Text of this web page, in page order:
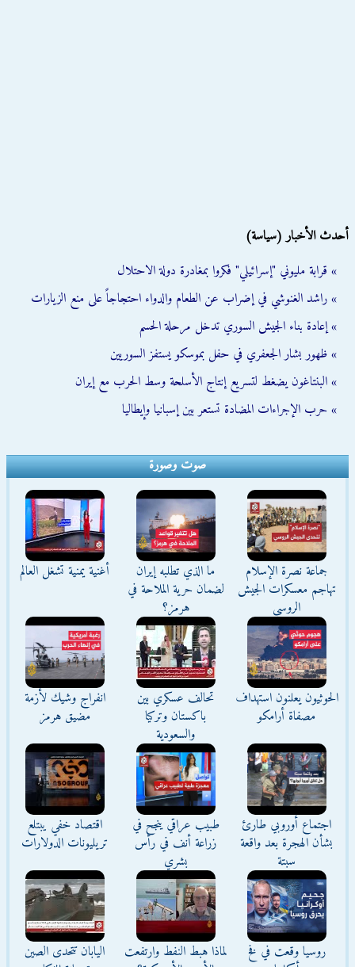
أحدث الأخبار (سياسة)
» قرابة مليوني "إسرائيلي" فكروا بمغادرة دولة الاحتلال
» راشد الغنوشي في إضراب عن الطعام والدواء احتجاجاً على منع الزيارات
» إعادة بناء الجيش السوري تدخل مرحلة الحسم
» ظهور بشار الجعفري في حفل بموسكو يستفز السوريين
» البنتاغون يضغط لتسريع إنتاج الأسلحة وسط الحرب مع إيران
» حرب الإجراءات المضادة تستعر بين إسبانيا وإيطاليا
صوت وصورة
جماعة نصرة الإسلام
تهاجم معسكرات الجيش
الروسي
ما الذي تطلبه إيران
لضمان حرية الملاحة في
هرمز؟
أغنية يمنية تشغل العالم
الحوثيون يعلنون استهداف
مصفاة أرامكو
تحالف عسكري بين
باكستان وتركيا
والسعودية
انفراج وشيك لأزمة
مضيق هرمز
اجتماع أوروبي طارئ
بشأن الهجرة بعد واقعة
سبتة
طبيب عراقي ينجح في
زراعة أنف في رأس
بشري
اقتصاد خفي يبتلع
تريليونات الدولارات
روسيا وقعت في فخ
لماذا هبط النفط وارتفعت
اليابان تتحدى الصين